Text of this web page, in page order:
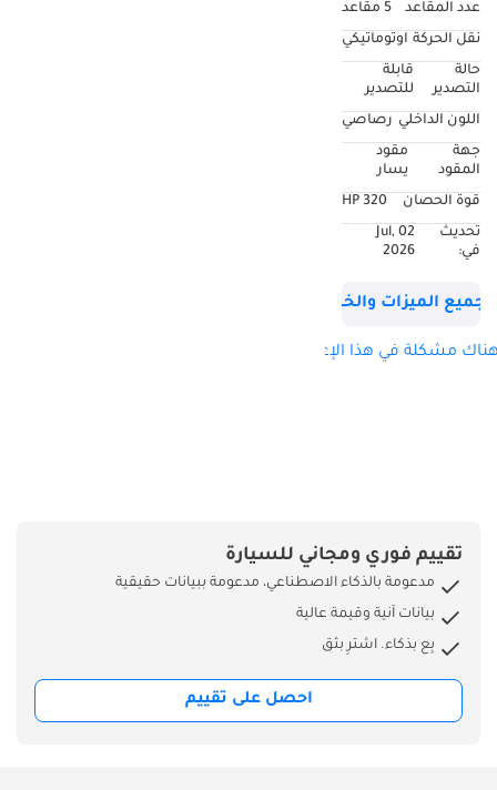
الكمية المتاحة عالميًا
والطلب القوي محليًا،
سيارة ما زال الآخرون
ينتظرونها لأشهر.
للتميز في السيارات
فوري.
ميزة مايو: في سوق
الانتظار. توصيل فوري
دفعة أولى 0%: أقصى
تكلفة مقدمة
________________________________________
الدرع الاستراتيجي
لشهر مايو: الأداء
عدد المقاعد
5 مقاعد
نقل الحركة اوتوماتيكي
حالة
التصدير
قابلة
للتصدير
اللون الداخلي رصاصي
جهة
المقود
مقود
يسار
قوة الحصان
320 HP
تحديث
في:
02 Jul,
2026
جميع الميزات والخصائص
مشكلة في هذا الإعلان؟
تقييم فوري ومجاني للسيارة
مدعومة بالذكاء الاصطناعي، مدعومة ببيانات حقيقية
بيانات آنية وقيمة عالية
بِع بذكاء. اشترِ بثق
احصل على تقييم